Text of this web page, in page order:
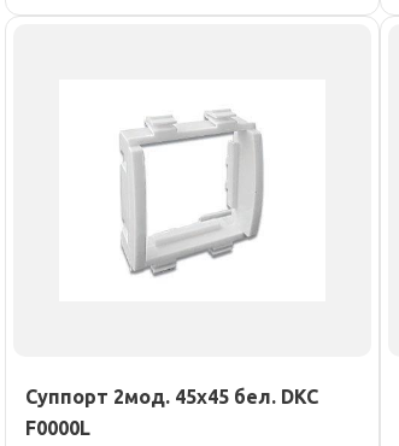
Суппорт 2мод. 45х45 бел. DKC
F0000L